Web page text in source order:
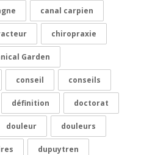
canal carpien
chiropraxie
Garden
conseil conseils
définition doctorat
douleur douleurs
dupuytren